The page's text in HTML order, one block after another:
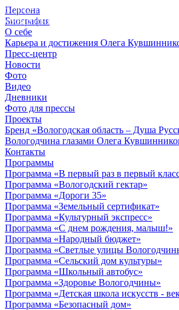
Персона
Биография
О себе
Карьера и достижения Олега
Пресс-центр
Новости
Фото
Видео
Дневники
Фото для прессы
Проекты
Бренд «Вологодская область – Душа
Вологодчина глазами Олега
Контакты
Программы
Программа «В первый раз в первый
Программа «Вологодский гектар»
Программа «Дороги 35»
Программа «Земельный сертификат»
Программа «Культурный экспресс»
Программа «С днем рождения, малыш!»
Программа «Народный бюджет»
Программа «Светлые улицы
Программа «Сельский дом культуры»
Программа «Школьный автобус»
Программа «Здоровье Вологодчины»
Программа «Детская школа искусств -
Программа «Безопасный дом»
© 2012 - 2023,
КУВШИННИКОВ О.А.